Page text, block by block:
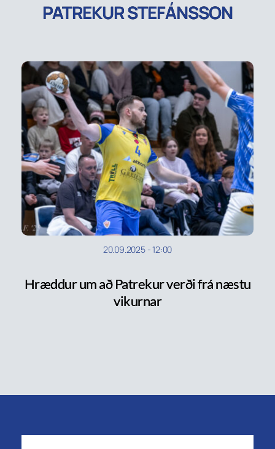
PATREKUR STEFÁNSSON
20.09.2025-12:00
Hræddur um að Patrekur verði frá næstu
vikurnar